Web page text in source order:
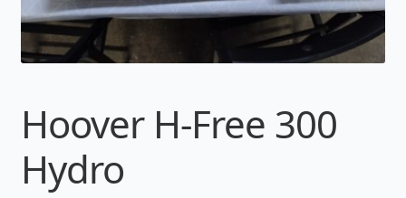
Hoover H-Free 300
Hydro